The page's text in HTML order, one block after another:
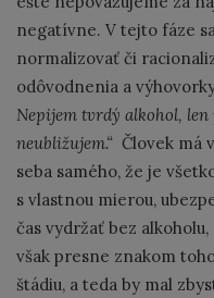
negatívne. V tejto fáze
normalizovať či
odôvodnenia a
Nepijem tvrdý alkohol,
neubližujem.“ Človek má
seba samého, že je
s vlastnou mierou,
čas vydržať bez
však presne znakom
štádiu, a teda by mal